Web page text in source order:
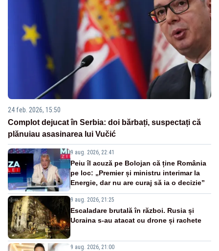
24 feb. 2026, 15:50
Complot dejucat în Serbia: doi bărbați, suspectați că
plănuiau asasinarea lui Vučić
9 aug. 2026, 22:41
Peiu îl acuză pe Bolojan că ține România
pe loc: „Premier și ministru interimar la
Energie, dar nu are curaj să ia o decizie”
9 aug. 2026, 21:25
Escaladare brutală în război. Rusia și
Ucraina s-au atacat cu drone și rachete
9 aug. 2026, 21:00